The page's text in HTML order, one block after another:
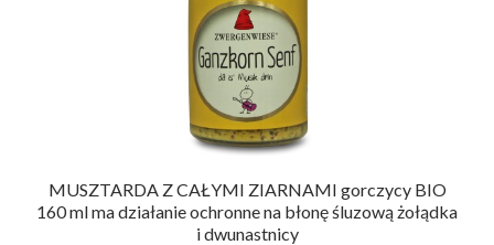
MUSZTARDA Z CAŁYMI ZIARNAMI gorczycy BIO
160 ml ma działanie ochronne na błonę śluzową żołądka
i dwunastnicy